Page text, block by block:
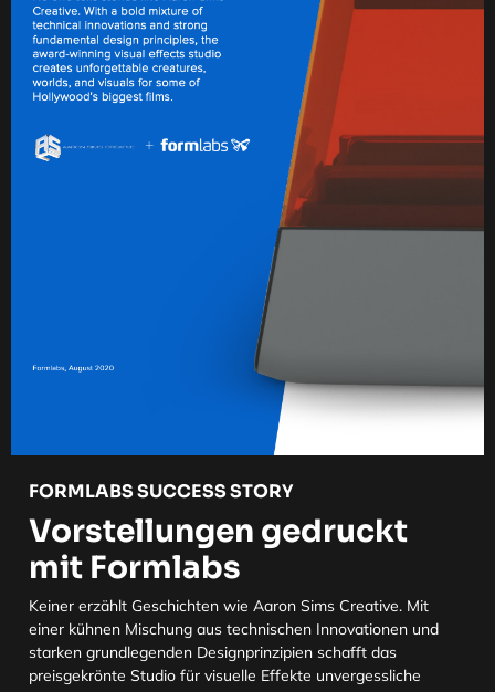
FORMLABS SUCCESS STORY
Vorstellungen gedruckt
mit Formlabs
Keiner erzählt Geschichten wie Aaron Sims Creative. Mit
einer kühnen Mischung aus technischen Innovationen und
starken grundlegenden Designprinzipien schafft das
preisgekrönte Studio für visuelle Effekte unvergessliche